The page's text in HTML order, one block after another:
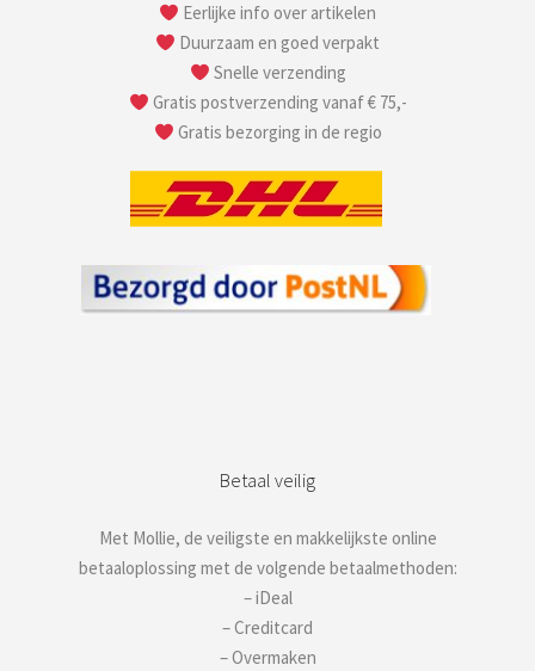
Eerlijke info over artikelen
Duurzaam en goed verpakt
Snelle verzending
Gratis postverzending vanaf € 75,-
Gratis bezorging in de regio
Betaal veilig
Met Mollie, de veiligste en makkelijkste online
betaaloplossing met de volgende betaalmethoden:
– iDeal
– Creditcard
– Overmaken